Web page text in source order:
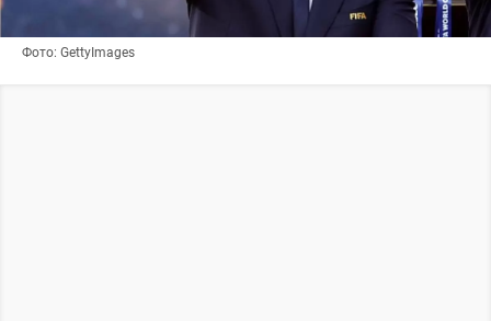
Фото: GettyImages